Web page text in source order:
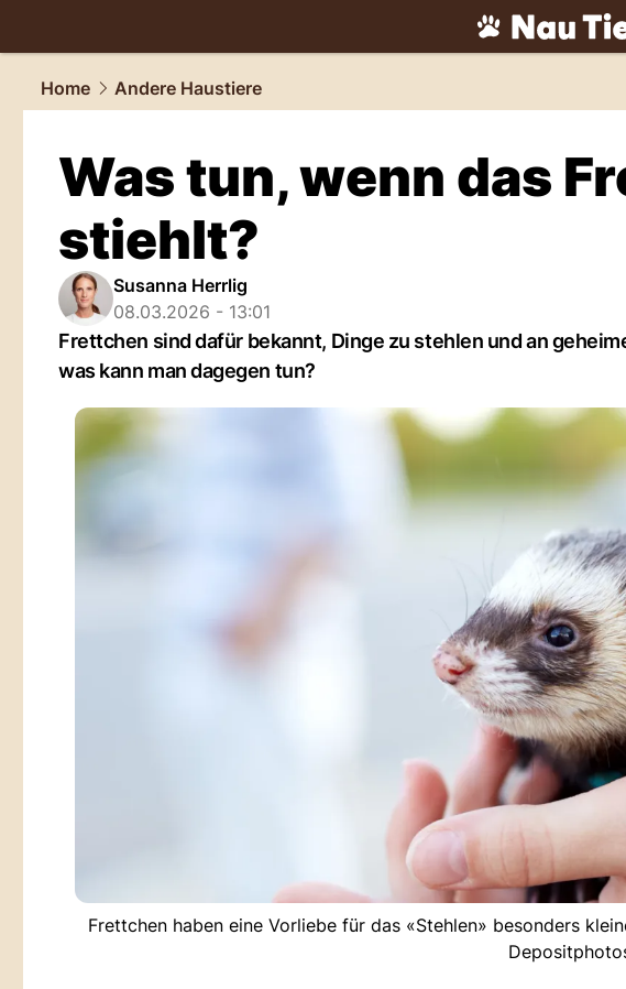
tiere.NAU.ch
Home
Andere Haustiere
Was tun, wenn das
stiehlt?
Susanna Herrlig
08.03.2026 - 13:01
Frettchen sind dafür bekannt, Dinge zu stehlen und an
was kann man dagegen tun?
Frettchen haben eine Vorliebe für das «Stehlen» besonders